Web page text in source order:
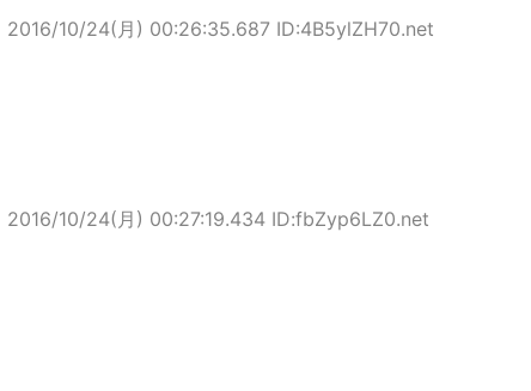
2016/10/24(月) 00:26:35.687 ID:4B5ylZH70.net
2016/10/24(月) 00:27:19.434 ID:fbZyp6LZ0.net